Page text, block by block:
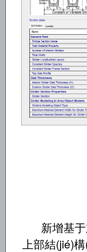
新增基
上部結(jié)